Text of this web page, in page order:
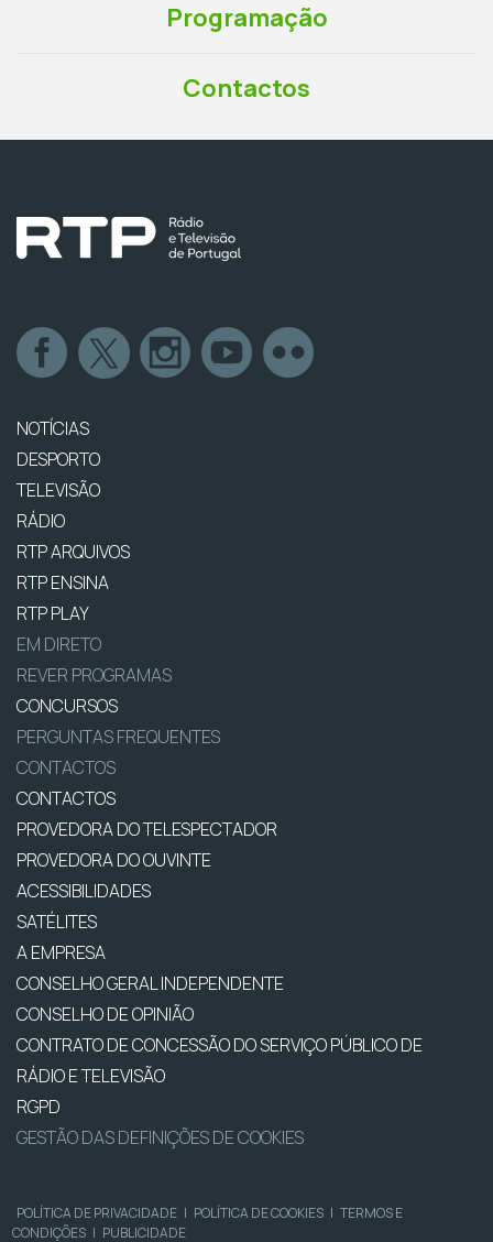
Programação
Contactos
NOTÍCIAS
DESPORTO
TELEVISÃO
RÁDIO
RTP ARQUIVOS
RTP ENSINA
RTP PLAY
EM DIRETO
REVER PROGRAMAS
CONCURSOS
PERGUNTAS FREQUENTES
CONTACTOS
CONTACTOS
PROVEDORA DO TELESPECTADOR
PROVEDORA DO OUVINTE
ACESSIBILIDADES
SATÉLITES
A EMPRESA
CONSELHO GERAL INDEPENDENTE
CONSELHO DE OPINIÃO
CONTRATO DE CONCESSÃO DO SERVIÇO PÚBLICO DE
RÁDIO E TELEVISÃO
RGPD
GESTÃO DAS DEFINIÇÕES DE COOKIES
POLÍTICA DE PRIVACIDADE | POLÍTICA DE COOKIES | TERMOS E
CONDIÇÕES | PUBLICIDADE